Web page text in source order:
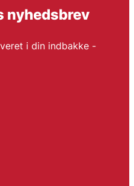
nyhedsbrev
i din indbakke -